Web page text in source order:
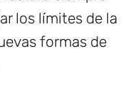
los límites de la
formas de